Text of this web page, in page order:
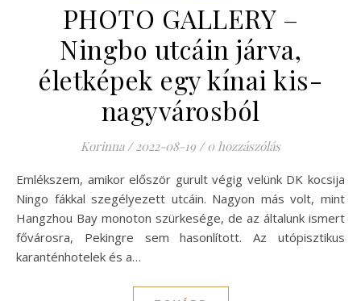
PHOTO GALLERY –
Ningbo utcáin járva,
életképek egy kínai kis-
nagyvárosból
Korinna / 2022-08-19 / 0 hozzászólás
Emlékszem, amikor először gurult végig velünk DK kocsija
Ningo fákkal szegélyezett utcáin. Nagyon más volt, mint
Hangzhou Bay monoton szürkesége, de az általunk ismert
fővárosra, Pekingre sem hasonlított. Az utópisztikus
karanténhotelek és a…